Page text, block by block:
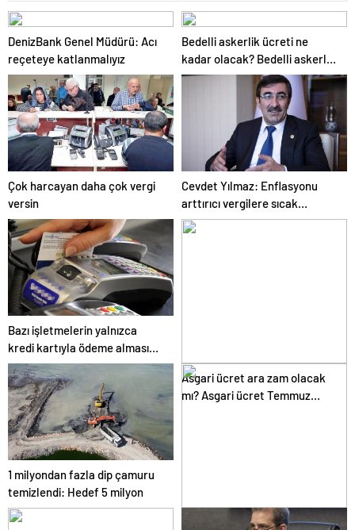
DenizBank Genel Müdürü: Acı
reçeteye katlanmalıyız
Bedelli askerlik ücreti ne
kadar olacak? Bedelli askerlik
ücreti 2024 Temmuz…
Çok harcayan daha çok vergi
versin
Cevdet Yılmaz: Enflasyonu
arttırıcı vergilere sıcak
bakmıyoruz ama…
Bazı işletmelerin yalnızca
kredi kartıyla ödeme alması
eleştirildi
Asgari ücret ara zam olacak
mı? Asgari ücret Temmuz
1 milyondan fazla dip çamuru
temizlendi: Hedef 5 milyon
Asgari ücrete zam var mı?